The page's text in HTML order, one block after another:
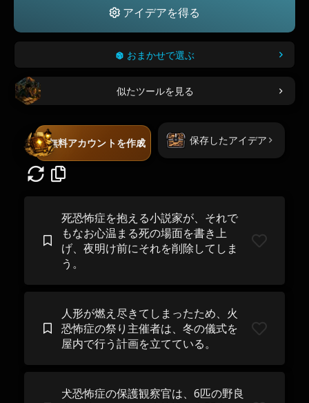
アイデアを得る
おまかせで選ぶ
似たツールを見る
無料アカウントを作成 保存したアイデア
死恐怖症を抱える小説家が、それで
もなお心温まる死の場面を書き上
げ、夜明け前にそれを削除してしま
う。
人形が燃え尽きてしまったため、火
恐怖症の祭り主​​催者は、冬の儀式を
屋内で行う計画を立てている。
犬恐怖症の保護観察官は、6匹の野良